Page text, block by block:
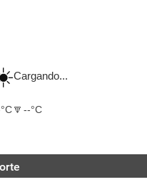
Cargando...
🔽 --°C